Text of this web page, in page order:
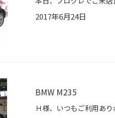
2017年6月24日
BMW M235